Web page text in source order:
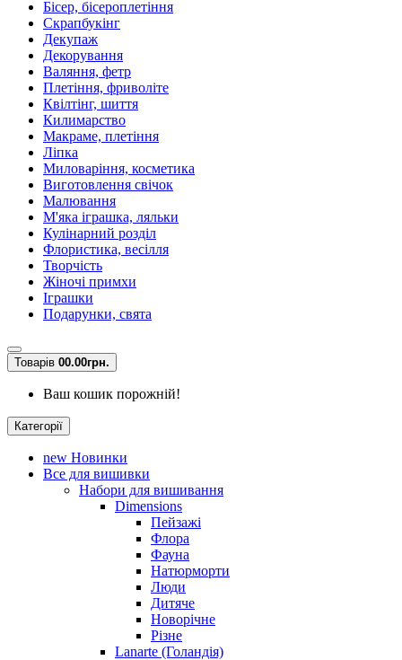
Бісер, бісероплетіння
Скрапбукінг
Декупаж
Декорування
Валяння, фетр
Плетіння, фриволіте
Квілтінг, шиття
Килимарство
Макраме, плетіння
Ліпка
Миловаріння, косметика
Виготовлення свічок
Малювання
М'яка іграшка, ляльки
Кулінарний розділ
Флористика, весілля
Творчість
Жіночі примхи
Іграшки
Подарунки, свята
Товарів 00.00грн.
Ваш кошик порожній!
Категорії
new Новинки
Все для вишивки
Набори для вишивання
Dimensions
Пейзажі
Флора
Фауна
Натюрморти
Люди
Дитяче
Новорічне
Різне
Lanarte (Голандія)